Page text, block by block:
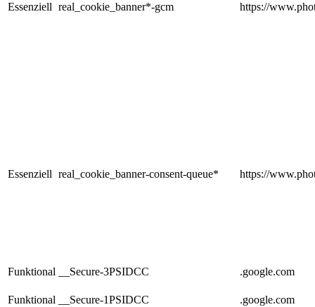
Essenziell real_cookie_banner*-gcm https://
Essenziell real_cookie_banner-consent-queue* https://
Funktional __Secure-3PSIDCC .google.com
Funktional __Secure-1PSIDCC .google.com